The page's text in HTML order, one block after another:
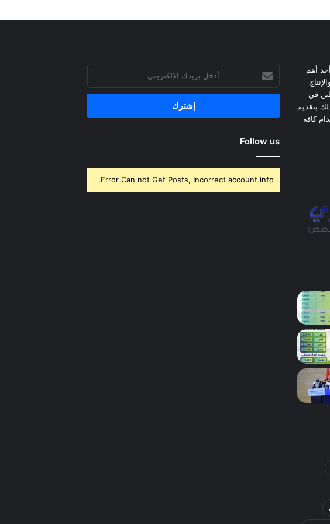
أهم
في
بتقديم
كافة
بريدك
الإلكتروني
Follow us
Error Can not Get Posts, Incorrect account info.